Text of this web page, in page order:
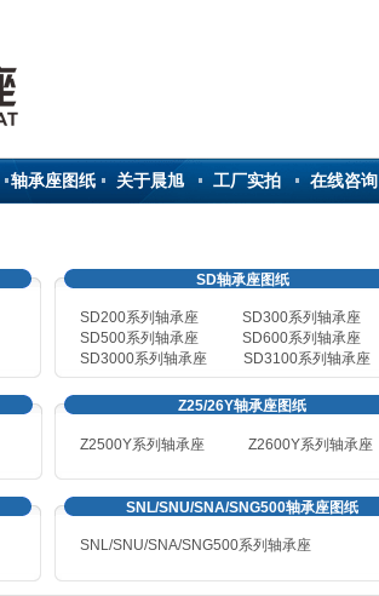
轴承座图纸 关于晨旭 工厂实拍 在线咨询
SD轴承座图纸
SD200系列轴承座
SD300系列轴承座
SD500系列轴承座
SD600系列轴承座
SD3000系列轴承座
SD3100系列轴承座
Z25/26Y轴承座图纸
Z2500Y系列轴承座 Z2600Y系列轴承座
SNL/SNU/SNA/SNG500轴承座图纸
SNL/SNU/SNA/SNG500系列轴承座